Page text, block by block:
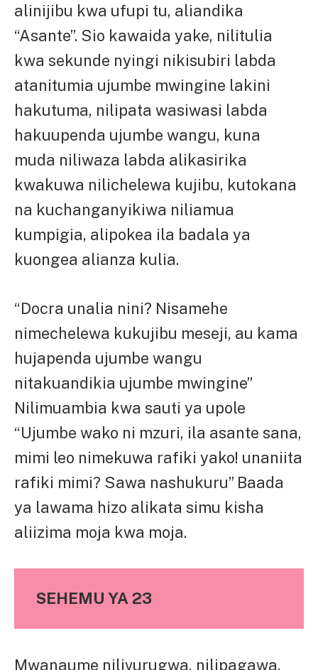
alinijibu kwa ufupi tu, aliandika
“Asante”. Sio kawaida yake, nilitulia
kwa sekunde nyingi nikisubiri labda
atanitumia ujumbe mwingine lakini
hakutuma, nilipata wasiwasi labda
hakuupenda ujumbe wangu, kuna
muda niliwaza labda alikasirika
kwakuwa nilichelewa kujibu, kutokana
na kuchanganyikiwa niliamua
kumpigia, alipokea ila badala ya
kuongea alianza kulia.
“Docra unalia nini? Nisamehe
nimechelewa kukujibu meseji, au kama
hujapenda ujumbe wangu
nitakuandikia ujumbe mwingine”
Nilimuambia kwa sauti ya upole
“Ujumbe wako ni mzuri, ila asante sana,
mimi leo nimekuwa rafiki yako! unaniita
rafiki mimi? Sawa nashukuru” Baada
ya lawama hizo alikata simu kisha
aliizima moja kwa moja.
SEHEMU YA 23
Mwanaume nilivurugwa, nilipagawa,